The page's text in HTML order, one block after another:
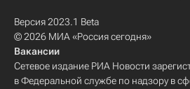
Версия 2023.1 Beta
© 2026 МИА «Россия сегодня»
Вакансии
Сетевое издание РИА Новости
в Федеральной службе по надзору в